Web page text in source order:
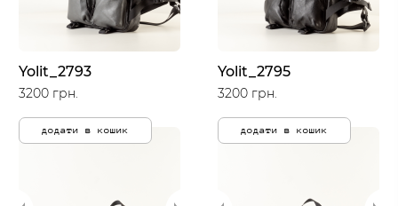
Yolit_2793
3200 грн.
додати в кошик
Yolit_2795
3200 грн.
додати в кошик